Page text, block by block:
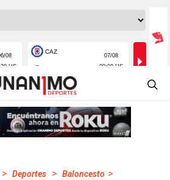
> Deportes > Baloncesto >